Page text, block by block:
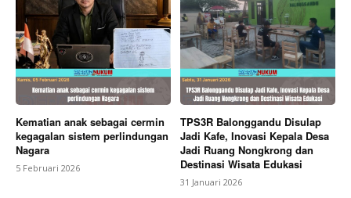
Kematian anak sebagai cermin
kegagalan sistem perlindungan
Nagara
5 Februari 2026
TPS3R Balonggandu Disulap
Jadi Kafe, Inovasi Kepala Desa
Jadi Ruang Nongkrong dan
Destinasi Wisata Edukasi
31 Januari 2026